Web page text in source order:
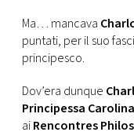
Ma… mancava
puntati, per il suo
principesco.
Dov’era dunque
Principessa
aiRencontres